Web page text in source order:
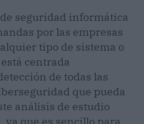
seguridad informática
por las empresas
tipo de sistema o
centrada
de todas las
que pueda
análisis de estudio
ya que es sencillo para